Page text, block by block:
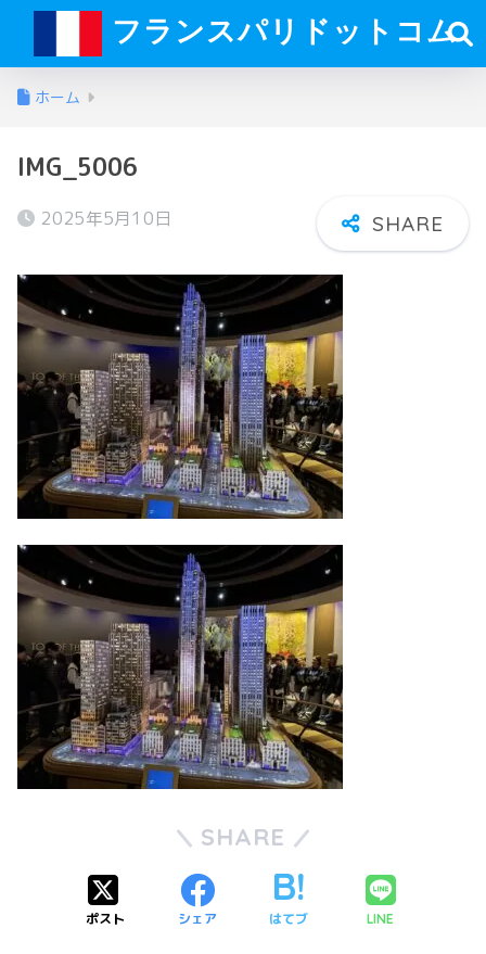
フランスパリドットコム
ホーム
IMG_5006
2025年5月10日
SHARE
ポスト シェア はてブ LINE